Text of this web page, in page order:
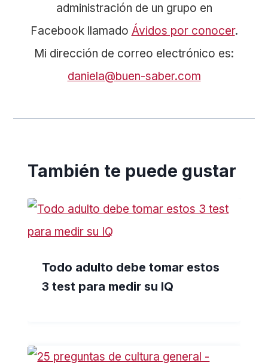
administración de un grupo en
Facebook llamado Ávidos por conocer.
Mi dirección de correo electrónico es:
daniela@buen-saber.com
También te puede gustar
Todo adulto debe tomar estos
3 test para medir su IQ